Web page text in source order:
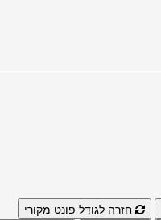
חזרה לגודל פונט מקורי